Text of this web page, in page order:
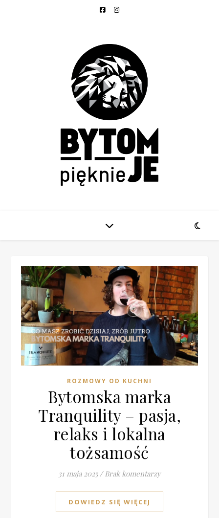
ROZMOWY OD KUCHNI
Bytomska marka
Tranquility – pasja,
relaks i lokalna
tożsamość
31 maja 2025 / Brak komentarzy
DOWIEDZ SIĘ WIĘCEJ